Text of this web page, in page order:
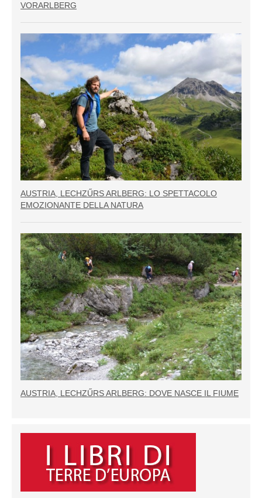
VORARLBERG
AUSTRIA, LECHZŰRS ARLBERG: LO SPETTACOLO
EMOZIONANTE DELLA NATURA
AUSTRIA, LECHZŰRS ARLBERG: DOVE NASCE IL FIUME